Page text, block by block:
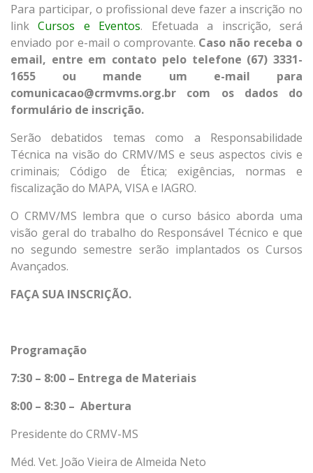
Para participar, o profissional deve fazer a inscrição no
linkCursos e Eventos. Efetuada a inscrição, será
enviado por e-mail o comprovante. Caso não receba o
email, entre em contato pelo telefone (67) 3331-
1655 ou mande um e-mail para
comunicacao@crmvms.org.br com os dados do
formulário de inscrição.
Serão debatidos temas como a Responsabilidade
Técnica na visão do CRMV/MS e seus aspectos civis e
criminais; Código de Ética; exigências, normas e
fiscalização do MAPA, VISA e IAGRO.
O CRMV/MS lembra que o curso básico aborda uma
visão geral do trabalho do Responsável Técnico e que
no segundo semestre serão implantados os Cursos
Avançados.
FAÇA SUA INSCRIÇÃO.
Programação
7:30 – 8:00 – Entrega de Materiais
8:00 – 8:30 – Abertura
Presidente do CRMV-MS
Méd. Vet. João Vieira de Almeida Neto